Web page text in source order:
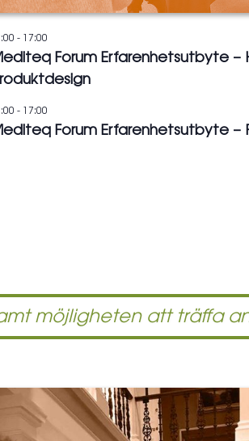
- 17:00
Forum Erfarenhetsutbyte –
- 17:00
Forum Erfarenhetsutbyte –
möjligheten att träffa